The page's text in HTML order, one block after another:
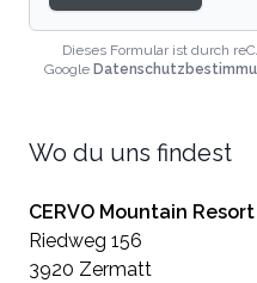
Dieses Formular ist durch
Google
Wo du uns findest
CERVO Mountain Resort
Riedweg 156
3920 Zermatt